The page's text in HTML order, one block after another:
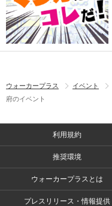
ウォーカープラス イベント
府のイベント
利用規約
推奨環境
ウォーカープラスとは
プレスリリース・情報提供